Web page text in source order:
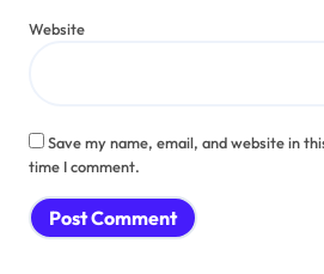
Website
Save my name, email, and website in
time I comment.